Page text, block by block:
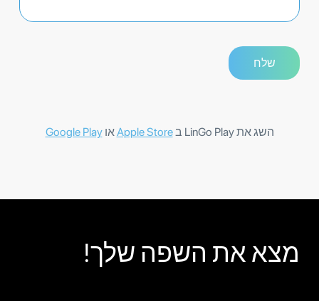
השג את LinGo Play ב Apple StoreאוGoogle Play
מצא את השפה שלך!